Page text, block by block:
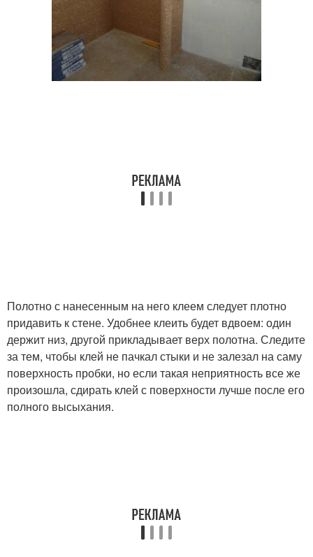
Полотно с нанесенным на него клеем следует плотно
придавить к стене. Удобнее клеить будет вдвоем: один
держит низ, другой прикладывает верх полотна. Следите
за тем, чтобы клей не пачкал стыки и не залезал на саму
поверхность пробки, но если такая неприятность все же
произошла, сдирать клей с поверхности лучше после его
полного высыхания.